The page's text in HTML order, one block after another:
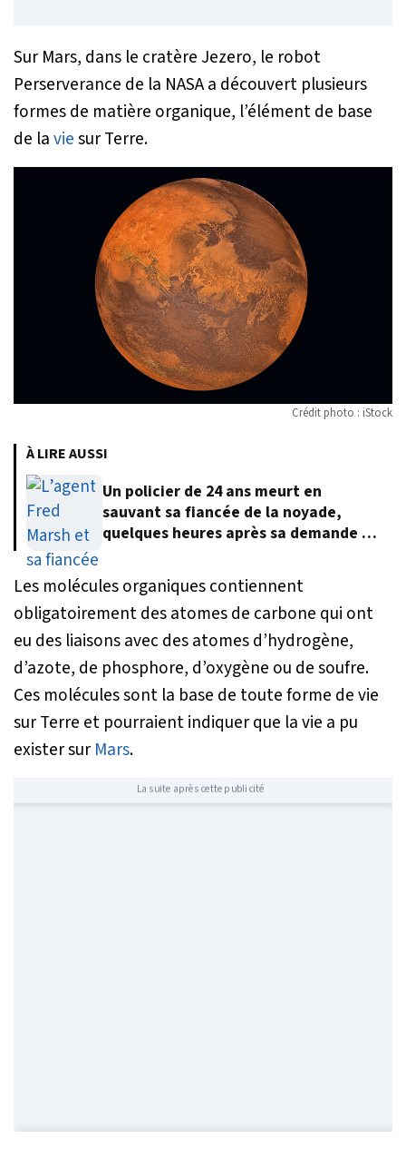
Sur Mars, dans le cratère Jezero, le robot
Perserverance de la NASA a découvert plusieurs
formes de matière organique, l’élément de base
de laviesur Terre.
Crédit photo : iStock
À LIRE AUSSI
Un policier de 24 ans meurt en
sauvant sa fiancée de la noyade,
quelques heures après sa demande en
Les molécules organiques contiennent
obligatoirement des atomes de carbone qui ont
eu des liaisons avec des atomes d’hydrogène,
d’azote, de phosphore, d’oxygène ou de soufre.
Ces molécules sont la base de toute forme de vie
sur Terre et pourraient indiquer que la vie a pu
exister sur Mars.
La suite après cette publicité